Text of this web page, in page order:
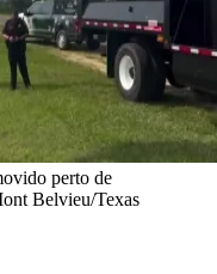
perto de
Belvieu/Texas